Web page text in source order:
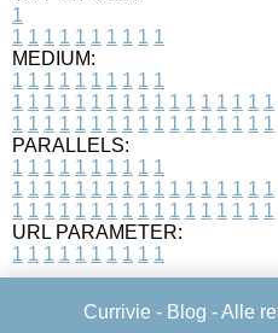
1
1 1 1 1 1 1 1 1 1 1
MEDIUM:
1 1 1 1 1 1 1 1 1 1
1 1 1 1 1 1 1 1 1 1 1 1 1 1 1 1 1
1 1 1 1 1 1 1 1 1 1 1 1 1 1 1 1 1
PARALLELS:
1 1 1 1 1 1 1 1 1 1
1 1 1 1 1 1 1 1 1 1 1 1 1 1 1 1 1
1 1 1 1 1 1 1 1 1 1 1 1 1 1 1 1 1
URL PARAMETER:
1 1 1 1 1 1 1 1 1 1
Currivie - Blog - Alle